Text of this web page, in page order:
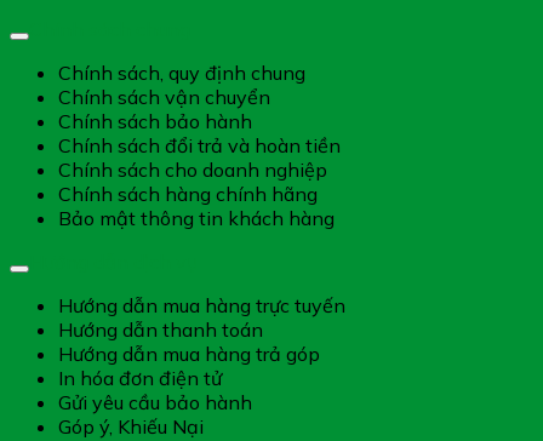
Chính sách, quy định chung
Chính sách vận chuyển
Chính sách bảo hành
Chính sách đổi trả và hoàn tiền
Chính sách cho doanh nghiệp
Chính sách hàng chính hãng
Bảo mật thông tin khách hàng
Hướng dẫn mua hàng trực tuyến
Hướng dẫn thanh toán
Hướng dẫn mua hàng trả góp
In hóa đơn điện tử
Gửi yêu cầu bảo hành
Góp ý, Khiếu Nại